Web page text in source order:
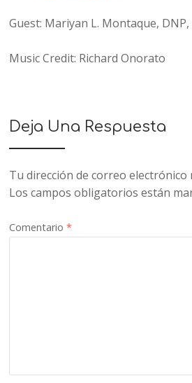
Guest: Mariyan L. Montaque, DNP,
Music Credit: Richard Onorato
Deja Una Respuesta
Tu dirección de correo electrónico
Los campos obligatorios están
Comentario*